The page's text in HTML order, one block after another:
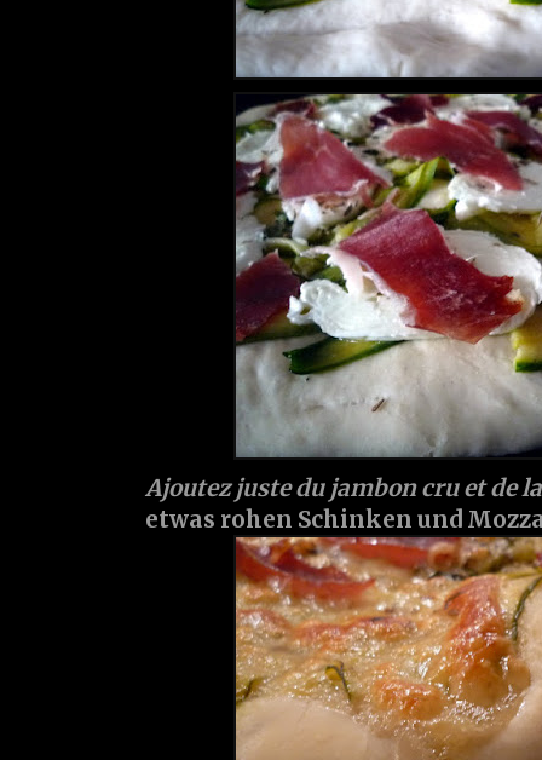
Ajoutez juste du jambon cru et de la
etwas rohen Schinken und